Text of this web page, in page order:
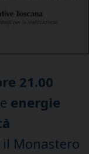
21.00
energie
il Monastero